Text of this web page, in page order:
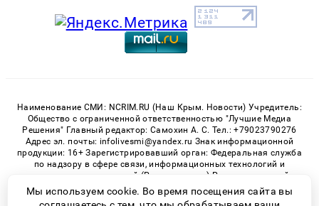
Наименование СМИ: NCRIM.RU (Наш Крым. Новости) Учредитель:
Общество с ограниченной ответственностью "Лучшие Медиа
Решения" Главный редактор: Самохин А. С. Тел.: +79023790276
Адрес эл. почты: infolivesmi@yandex.ru Знак информационной
продукции: 16+ Зарегистрировавший орган: Федеральная служба
по надзору в сфере связи, информационных технологий и
массовых коммуникаций (Роскомнадзор) Регистрационный
номер СМИ ЭЛ № ФС 77 - 81150 от 02.06.2021
Мы используем cookie. Во время посещения сайта вы